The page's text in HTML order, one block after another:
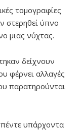
τομογραφίες
στερηθεί ύπνο
μιας νύχτας.
δείχνουν
φέρνει αλλαγές
παρατηρούνται
υπάρχοντα